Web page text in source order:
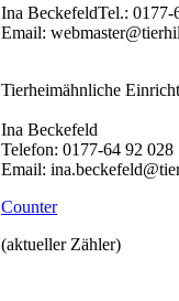
Ina BeckefeldTel.: 0177-
Email:
Tierheimähnliche
Ina
Telefon: 0177-64 92 028
Email:
Counter
(aktueller Zähler)